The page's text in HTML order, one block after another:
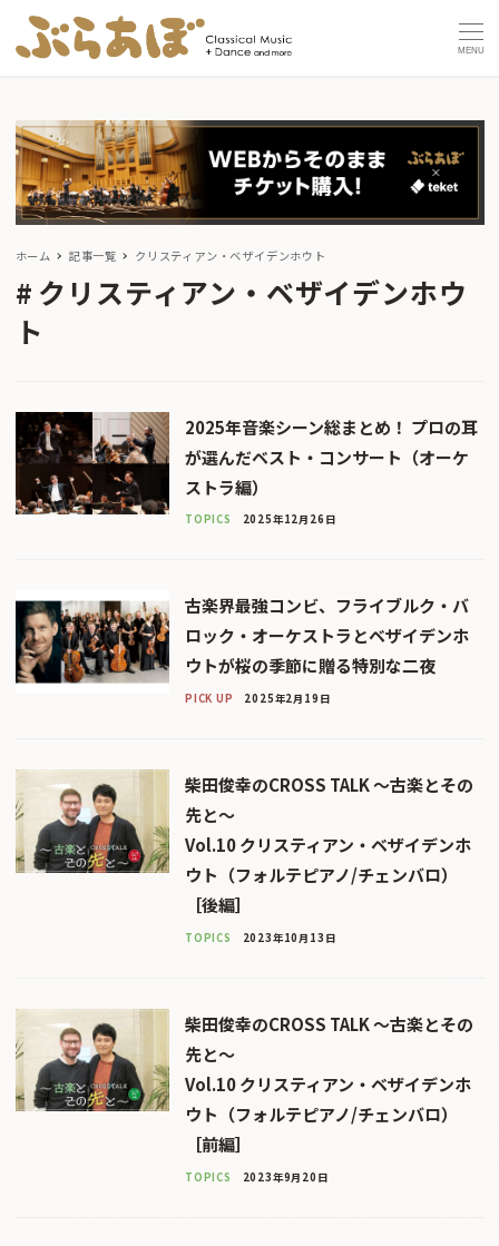
MENU
ホーム 記事一覧 クリスティアン・ベザイデンホウト
クリスティアン・ベザイデンホウ
ト
2025年音楽シーン総まとめ！ プロの耳
が選んだベスト・コンサート（オーケ
ストラ編）
TOPICS 2025年12月26日
古楽界最強コンビ、フライブルク・バ
ロック・オーケストラとベザイデンホ
ウトが桜の季節に贈る特別な二夜
PICK UP 2025年2月19日
柴田俊幸のCROSS TALK 〜古楽とその
先と〜
Vol.10 クリスティアン・ベザイデンホ
ウト（フォルテピアノ/チェンバロ）
［後編］
TOPICS 2023年10月13日
柴田俊幸のCROSS TALK 〜古楽とその
先と〜
Vol.10 クリスティアン・ベザイデンホ
ウト（フォルテピアノ/チェンバロ）
［前編］
TOPICS 2023年9月20日